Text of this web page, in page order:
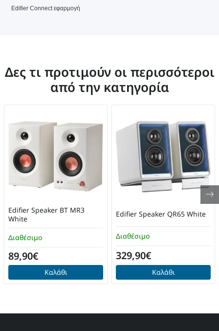
Edifier Connect εφαρμογή
Δες τι προτιμούν οι περισσότεροι
από την κατηγορία
Διαθέσιμο
Edifier Speaker BT MR3
White
89,90€
Καλάθι
Διαθέσιμο
Edifier Speaker QR65 White
329,90€
Καλάθι